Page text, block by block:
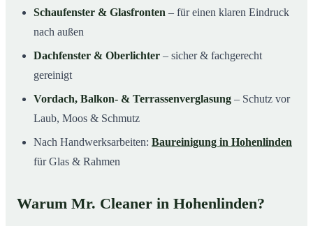
Schaufenster & Glasfronten – für einen klaren Eindruck
nach außen
Dachfenster & Oberlichter – sicher & fachgerecht
gereinigt
Vordach, Balkon- & Terrassenverglasung – Schutz vor
Laub, Moos & Schmutz
Nach Handwerksarbeiten: Baureinigung in Hohenlinden
für Glas & Rahmen
Warum Mr. Cleaner in Hohenlinden?